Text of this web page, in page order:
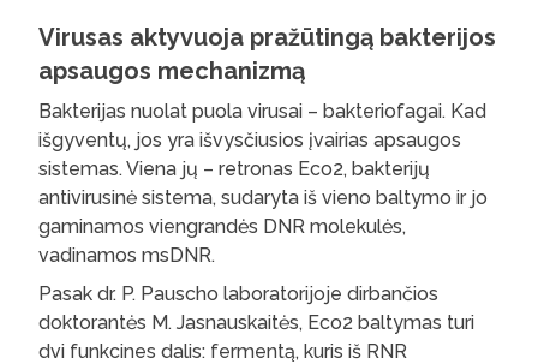
Virusas aktyvuoja pražūtingą bakterijos
apsaugos mechanizmą
Bakterijas nuolat puola virusai – bakteriofagai. Kad
išgyventų, jos yra išvysčiusios įvairias apsaugos
sistemas. Viena jų – retronas Eco2, bakterijų
antivirusinė sistema, sudaryta iš vieno baltymo ir jo
gaminamos viengrandės DNR molekulės,
vadinamos msDNR.
Pasak dr. P. Pauscho laboratorijoje dirbančios
doktorantės M. Jasnauskaitės, Eco2 baltymas turi
dvi funkcines dalis: fermentą, kuris iš RNR